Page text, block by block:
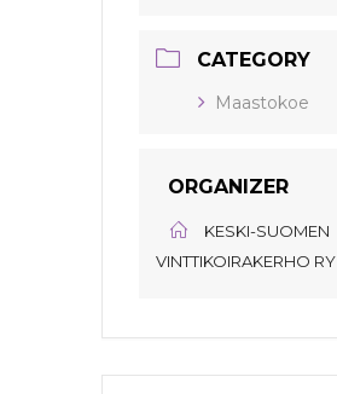
CATEGORY
Maastokoe
ORGANIZER
KESKI-SUOMEN
VINTTIKOIRAKERHO RY